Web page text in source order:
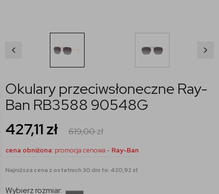
Okulary przeciwsłoneczne Ray-
Ban RB3588 90548G
427,11 zł 619,00zł
cena obniżona: promocja cenowa - Ray-Ban
Najniższa cena z ostatnich 30 dni to: 420,92 zł
Wybierz rozmiar: